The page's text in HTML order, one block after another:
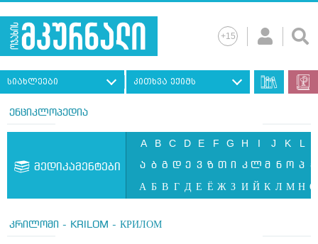
სიახლეები კითხვა ექიმს
ენციკლოპედია
მედიკამენტები
A B C D E F G H I J K L
ა ბ გ დ ე ვ ზ თ ი კ ლ მ ნ ო პ ჟ
А Б В Г Д Е Ё Ж З И Й К Л М Н О
კრილომი - KRILOM - КРИЛОМ